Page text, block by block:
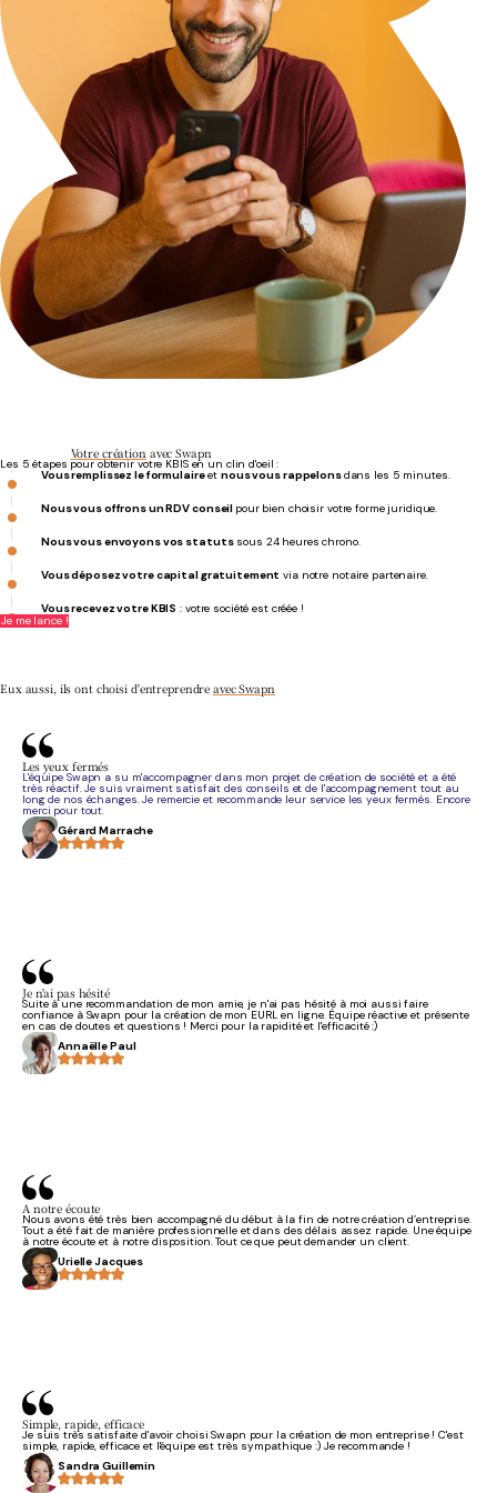
Votre création avec Swapn
Les 5 étapes pour obtenir votre KBIS en un clin d'oeil :
Vous remplissez le formulaireetnous vous rappelonsdans les 5 minutes.
Nous vous offrons un RDV conseil pour bien choisir votre forme juridique.
Nous vous envoyons vos statutssous 24 heures chrono.
Vous déposez votre capital gratuitement via notre notaire partenaire.
Vous recevez votre KBIS : votre société est créée !
Je me lance !
Eux aussi, ils ont choisi d'entreprendreavec Swapn
Les yeux fermés
L'équipe Swapn a su m'accompagner dans mon projet de création de société et a été
très réactif. Je suis vraiment satisfait des conseils et de l'accompagnement tout au
long de nos échanges. Je remercie et recommande leur service les yeux fermés. Encore
merci pour tout.
Gérard Marrache
Je n'ai pas hésité
Suite à une recommandation de mon amie, je n'ai pas hésité à moi aussi faire
confiance à Swapn pour la création de mon EURL en ligne. Équipe réactive et présente
en cas de doutes et questions ! Merci pour la rapidité et l'efficacité :)
Annaëlle Paul
A notre écoute
Nous avons été très bien accompagné du début à la fin de notre création d’entreprise.
Tout a été fait de manière professionnelle et dans des délais assez rapide. Une équipe
à notre écoute et à notre disposition. Tout ce que peut demander un client.
Urielle Jacques
Simple, rapide, efficace
Je suis très satisfaite d'avoir choisi Swapn pour la création de mon entreprise ! C'est
simple, rapide, efficace et l'équipe est très sympathique :) Je recommande !
Sandra Guillemin